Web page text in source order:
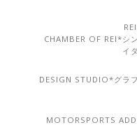
CHAMBER OF REI*シ
イ
DESIGN STUDIO*グラ
MOTORSPORTS